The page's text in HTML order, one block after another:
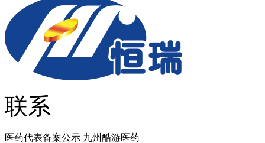
联系
医药代表备案公示 九州酷游医药